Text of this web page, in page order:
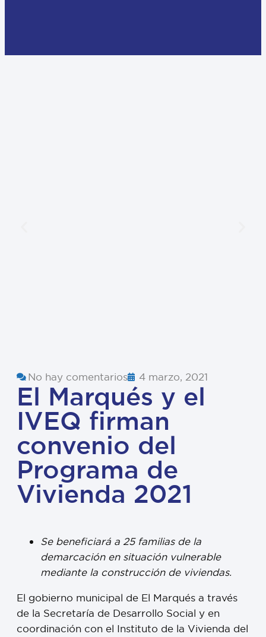
No hay comentarios 4 marzo, 2021
El Marqués y el
IVEQ firman
convenio del
Programa de
Vivienda 2021
Se beneficiará a 25 familias de la
demarcación en situación vulnerable
mediante la construcción de viviendas.
El gobierno municipal de El Marqués a través
de la Secretaría de Desarrollo Social y en
coordinación con el Instituto de la Vivienda del